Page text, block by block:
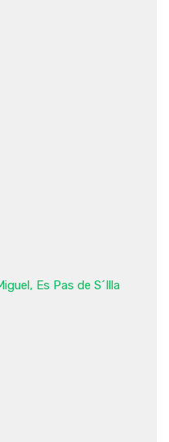
Es Pas de S´Illa